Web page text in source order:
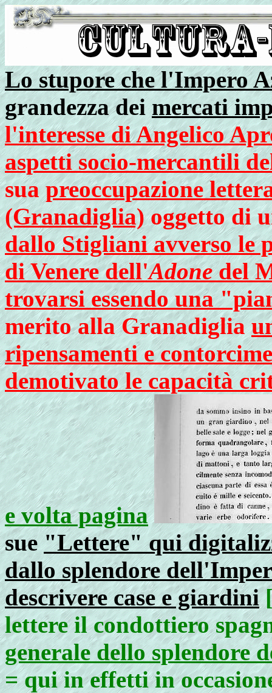
Lo stupore che l'Impero
grandezza deimercati
l'interesse di Angelico
aspetti socio-mercantili
suapreoccupazione
(Granadiglia)oggetto di
dallo Stigliani avverso le
di Venere dell'Adonedel
trovarsi essendo una
merito alla Granadiglia
ripensamenti e
demotivato le capacità
e volta pagina
sue"Lettere" qui
dallo splendore
descrivere case e giardini
lettere il condottiero
generale dello splendore
= qui in effetti in